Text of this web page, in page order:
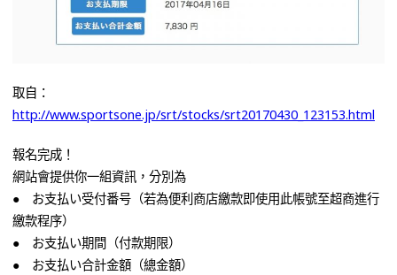
取自：
http://www.sportsone.jp/srt/stocks/srt20170430_123153.html
報名完成！
網站會提供你一組資訊，分別為
● お支払い受付番号（若為便利商店繳款即使用此帳號至超商進行
繳款程序）
● お支払い期間（付款期限）
● お支払い合計金額（總金額）